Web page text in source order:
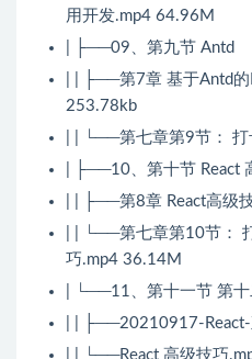
用开发.mp4 64.96M
| ├──09、第九节 Antd
| | ├──第7章 基于Antd
253.78kb
| | └──第七章第9节：
| ├──10、第十节 React
| | ├──第8章 React高级
| | └──第七章第10节：
巧.mp4 36.14M
| └──11、第十一节 第
| | ├──20210917-
| | └──React 高级技巧